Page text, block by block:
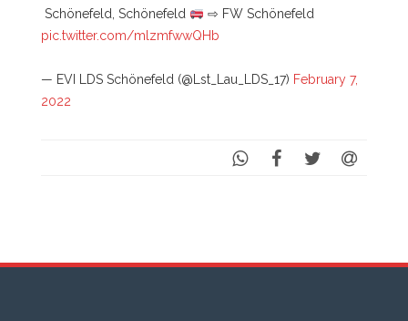
Schönefeld, Schönefeld
⇨ FW Schönefeld
pic.twitter.com/mlzmfwwQHb
— EVI LDS Schönefeld (@Lst_Lau_LDS_17) February 7,
2022